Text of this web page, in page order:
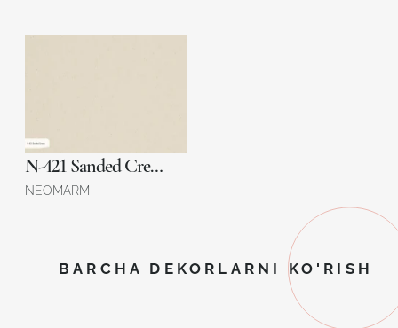
N-421 Sanded Cream
NEOMARM
BARCHA DEKORLARNI KO'RISH